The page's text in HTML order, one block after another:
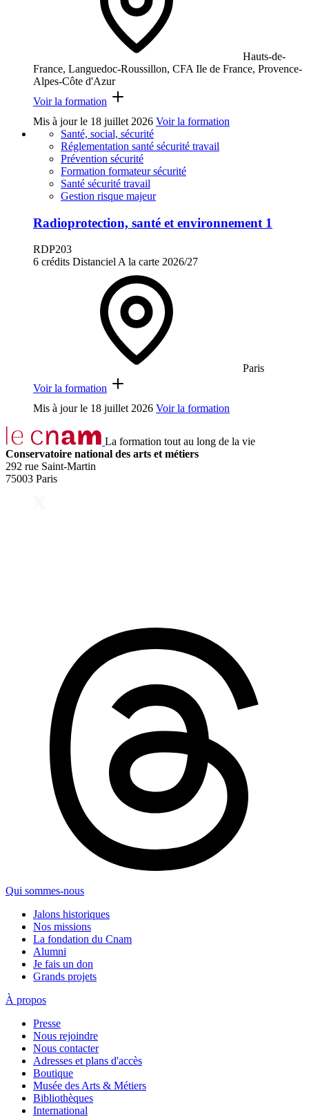
Hauts-de-
France, Languedoc-Roussillon, CFA Ile de France, Provence-
Alpes-Côte d'Azur
Voir la formation
Mis à jour le 18 juillet 2026 Voir la formation
Santé, social, sécurité
Réglementation santé sécurité travail
Prévention sécurité
Formation formateur sécurité
Santé sécurité travail
Gestion risque majeur
Radioprotection, santé et environnement 1
RDP203
6 crédits Distanciel A la carte 2026/27
Paris
Voir la formation
Mis à jour le 18 juillet 2026 Voir la formation
La formation tout au long de la vie
Conservatoire national des arts et métiers
292 rue Saint-Martin
75003 Paris
Qui sommes-nous
Jalons historiques
Nos missions
La fondation du Cnam
Alumni
Je fais un don
Grands projets
À propos
Presse
Nous rejoindre
Nous contacter
Adresses et plans d'accès
Boutique
Musée des Arts & Métiers
Bibliothèques
International